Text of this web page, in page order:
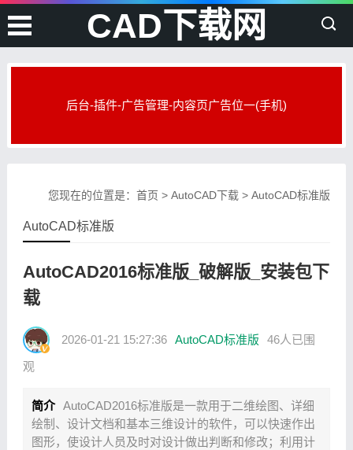
CAD下载网
后台-插件-广告管理-内容页广告位一(手机)
您现在的位置是：首页 >AutoCAD下载 >AutoCAD标准版
AutoCAD标准版
AutoCAD2016标准版_破解版_安装包下
载
2026-01-21 15:27:36 AutoCAD标准版
46人已围
观
简介 AutoCAD2016标准版是一款用于二维绘图、详细
绘制、设计文档和基本三维设计的软件，可以快速作出
图形，使设计人员及时对设计做出判断和修改；利用计